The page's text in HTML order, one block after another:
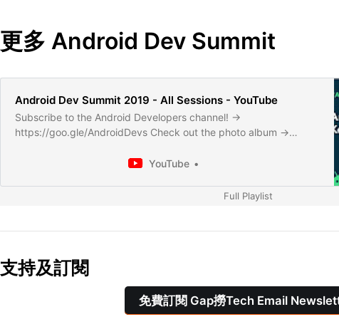
更多 Android Dev Summit
Android Dev Summit 2019 - All Sessions - YouTube
Subscribe to the Android Developers channel! →
https://goo.gle/AndroidDevs Check out the photo album →
YouTube
Full Playlist
支持及訂閱
免費訂閱 Gap撈Tech Email